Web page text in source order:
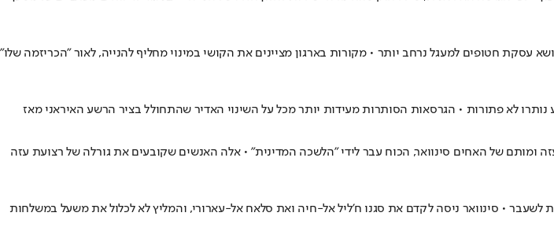
עסקת חטופים למעגל נרחב יותר • מקורות בארגון מציינים את הקושי במינוי מחליף להנייה, לאור "הכריזמה שלו"
לא פתורות • הגרסאות הסותרות מעידות יותר מכל על השינוי האדיר שהתחולל בציר הרשע האיראני מאז
בעזה ומותם של האחים סינוואר, הכוח עבר לידי "הלשכה המדינית" • אלה האנשים שקובעים את גורלה של רצועת עזה
• סינוואר ניסה לקדם את סגנו ח'ליל אל-חיה ואת סלאח אל-עארורי, והמליץ לא לכלול את משעל במשלחות